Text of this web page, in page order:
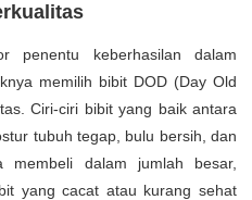
penentu keberhasilan dalam
memilih bibit DOD (Day Old
Ciri-ciri bibit yang baik antara
tubuh tegap, bulu bersih, dan
dalam jumlah besar,
yang cacat atau kurang sehat